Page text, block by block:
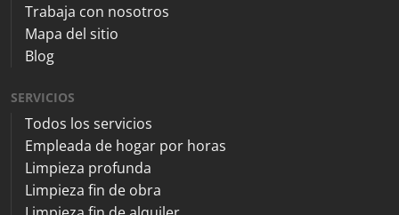
Trabaja con nosotros
Mapa del sitio
Blog
SERVICIOS
Todos los servicios
Empleada de hogar por horas
Limpieza profunda
Limpieza fin de obra